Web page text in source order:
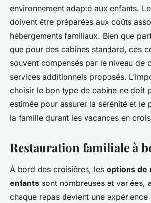
environnement adapté aux enfants.
doivent être préparées aux coûts
hébergements familiaux. Bien que
que pour des cabines standard, ces
souvent compensés par le niveau de
services additionnels proposés.
choisir le bon type de cabine ne doit
estimée pour assurer la sérénité et le
la famille durant les vacances en
Restauration familiale à
À bord des croisières, les options de
enfants sont nombreuses et variées,
chaque repas devient une expérience